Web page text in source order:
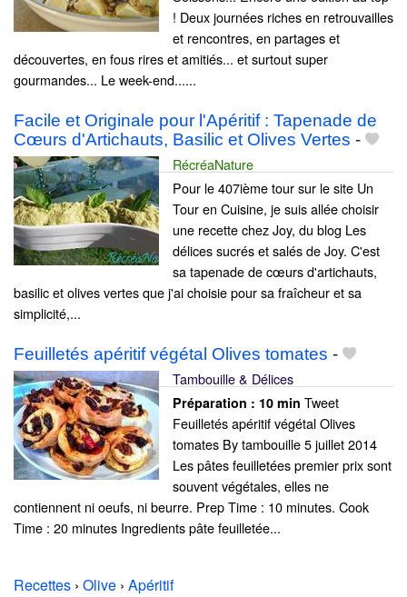
! Deux journées riches en retrouvailles
et rencontres, en partages et
découvertes, en fous rires et amitiés... et surtout super
gourmandes... Le week-end......
Facile et Originale pour l'Apéritif : Tapenade de
Cœurs d'Artichauts, Basilic et Olives Vertes -
RécréaNature
Pour le 407ième tour sur le site Un
Tour en Cuisine, je suis allée choisir
une recette chez Joy, du blog Les
délices sucrés et salés de Joy. C'est
sa tapenade de cœurs d'artichauts,
basilic et olives vertes que j'ai choisie pour sa fraîcheur et sa
simplicité,...
Feuilletés apéritif végétal Olives tomates -
Tambouille & Délices
Préparation : 10 min Tweet
Feuilletés apéritif végétal Olives
tomates By tambouille 5 juillet 2014
Les pâtes feuilletées premier prix sont
souvent végétales, elles ne
contiennent ni oeufs, ni beurre. Prep Time : 10 minutes. Cook
Time : 20 minutes Ingredients pâte feuilletée...
Recettes › Olive › Apéritif